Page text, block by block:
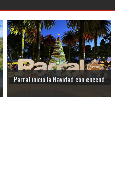
Parral inició la Navidad con encend...